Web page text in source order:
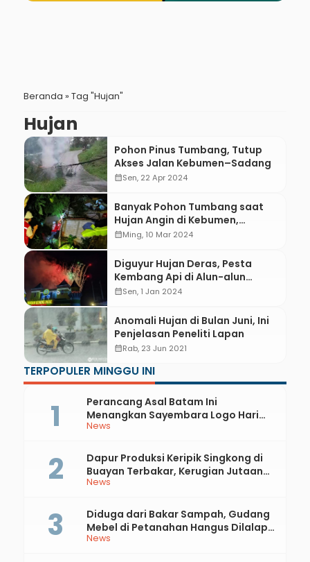
Beranda » Tag "Hujan"
Hujan
Pohon Pinus Tumbang, Tutup
Akses Jalan Kebumen–Sadang
calendar_monthSen, 22 Apr 2024
Banyak Pohon Tumbang saat
Hujan Angin di Kebumen,
Relawan PMI Kebumen Turun
calendar_monthMing, 10 Mar 2024
Diguyur Hujan Deras, Pesta
Kembang Api di Alun-alun
Kebumen Tetap Berlangsung
calendar_monthSen, 1 Jan 2024
Anomali Hujan di Bulan Juni, Ini
Penjelasan Peneliti Lapan
calendar_monthRab, 23 Jun 2021
TERPOPULER MINGGU INI
News
Perancang Asal Batam Ini
Menangkan Sayembara Logo Hari
Jadi ke-397 Kabupaten Kebumen
News
Dapur Produksi Keripik Singkong di
Buayan Terbakar, Kerugian Jutaan
Rupiah
News
Diduga dari Bakar Sampah, Gudang
Mebel di Petanahan Hangus Dilalap
Api